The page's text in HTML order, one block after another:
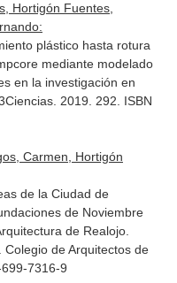
Hortigón Fuentes,
plástico hasta rotura
mediante modelado
en la investigación en
3Ciencias. 2019. 292. ISBN
Carmen, Hortigón
de la Ciudad de
de Noviembre
de Realojo.
Colegio de Arquitectos de
7316-9